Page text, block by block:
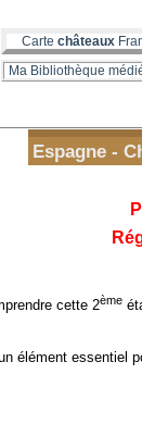
Carte châteaux
Ma Bibliothèque
Espagne -
cette 2ème
élément essentiel